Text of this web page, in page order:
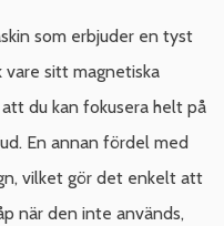
som erbjuder en tyst
vare sitt magnetiska
du kan fokusera helt på
En annan fördel med
vilket gör det enkelt att
när den inte används,